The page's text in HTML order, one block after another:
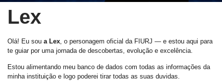
Lex
Olá! Eu sou a Lex , o personagem oficial da FIURJ — e estou aqui para
te guiar por uma jornada de descobertas, evolução e excelência.
Estou alimentando meu banco de dados com todas as informações da
minha instituição e logo poderei tirar todas as suas duvidas.